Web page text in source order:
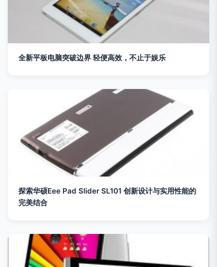
全新平板电脑突破边界 轻便高效，不止于娱乐
探索华硕Eee Pad Slider SL101 创新设计与实用性能的
完美结合